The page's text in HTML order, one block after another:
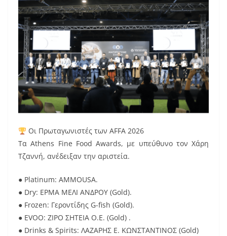
Οι Πρωταγωνιστές των AFFA 2026
Τα Athens Fine Food Awards, με υπεύθυνο τον Χάρη
Τζαννή, ανέδειξαν την αριστεία.
● Platinum: AMMOUSA.
● Dry: ΕΡΜΑ ΜΕΛΙ ΑΝΔΡΟΥ (Gold).
● Frozen: Γεροντίδης G-fish (Gold).
● EVOO: ΖΙΡΟ ΣΗΤΕΙΑ Ο.Ε. (Gold) .
● Drinks & Spirits: ΛΑΖΑΡΗΣ Ε. ΚΩΝΣΤΑΝΤΙΝΟΣ (Gold)